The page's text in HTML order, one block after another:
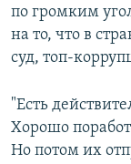
по громким
на то, что в
суд, топ-
"Есть
Хорошо
Но потом их